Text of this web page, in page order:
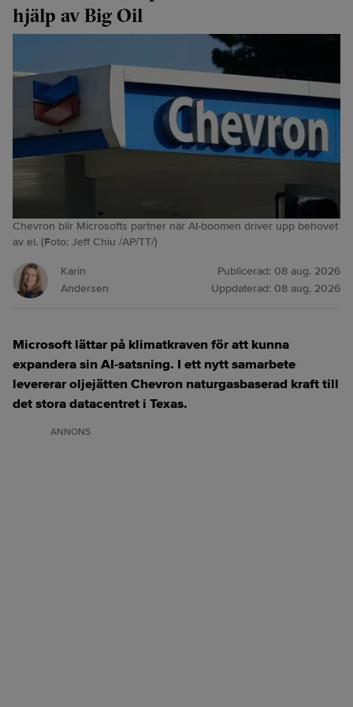
hjälp av Big Oil
Chevron blir Microsofts partner när AI-boomen driver upp behovet
av el. (Foto: Jeff Chiu /AP/TT/)
Karin
Andersen
Publicerad: 08 aug. 2026
Uppdaterad: 08 aug. 2026
Microsoft lättar på klimatkraven för att kunna
expandera sin AI-satsning. I ett nytt samarbete
levererar oljejätten Chevron naturgasbaserad kraft till
det stora datacentret i Texas.
ANNONS